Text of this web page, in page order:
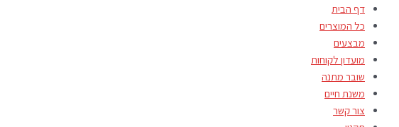
דף הבית
כל המוצרים
מבצעים
מועדון לקוחות
שובר מתנה
משנת חיים
צור קשר